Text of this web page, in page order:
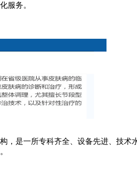
服务。
，是一所专科齐全、设备先进、技